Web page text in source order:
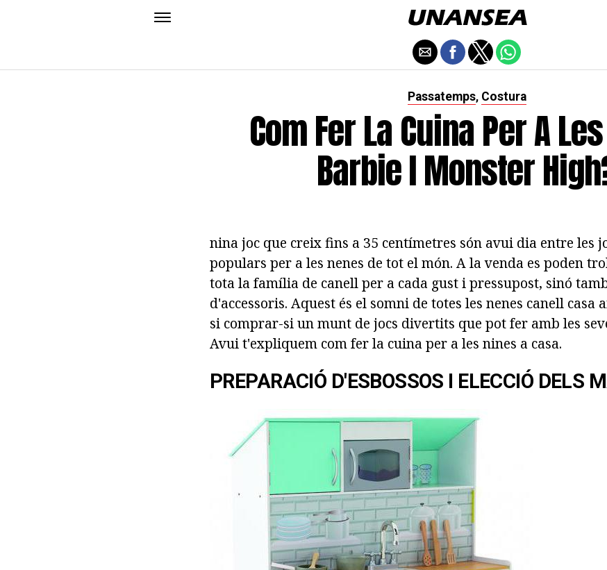
Passatemps, Costura
Com Fer La Cuina Per A
Barbie I Monster
nina joc que creix fins a 35 centímetres són avui dia entre les
populars per a les nenes de tot el món. A la venda es poden
tota la família de canell per a cada gust i pressupost, sinó
d'accessoris. Aquest és el somni de totes les nenes canell casa
si comprar-si un munt de jocs divertits que pot fer amb les
Avui t'expliquem com fer la cuina per a les nines a casa.
PREPARACIÓ D'ESBOSSOS I ELECCIÓ DELS